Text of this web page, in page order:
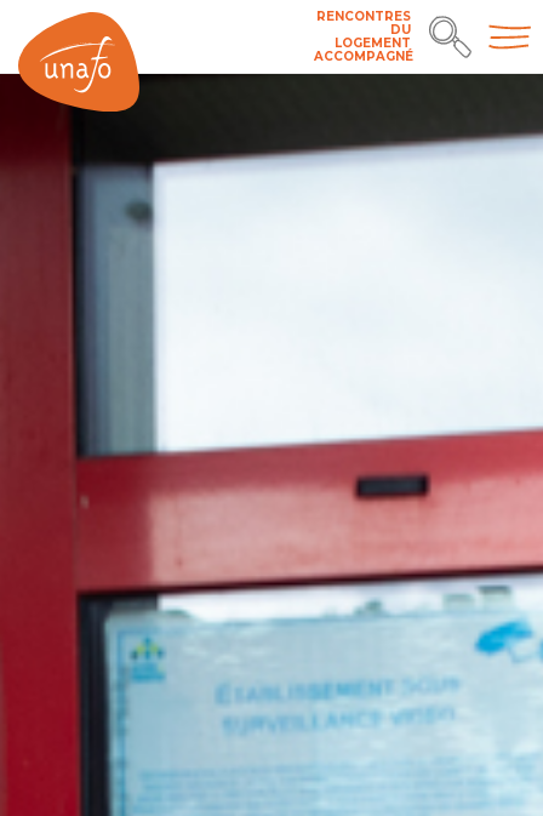
RENCONTRES
DU
LOGEMENT
ACCOMPAGNÉ